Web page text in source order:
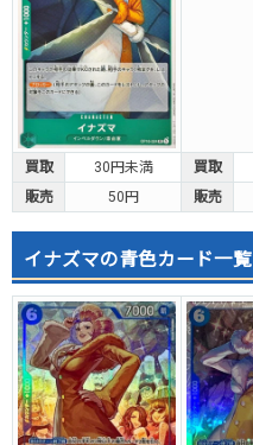
買取 30円未満 買取
販売
50円 販売
イナズマの青色カード一覧